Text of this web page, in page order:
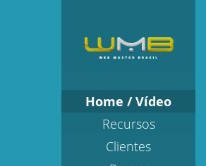
Home / Vídeo
Recursos
Clientes